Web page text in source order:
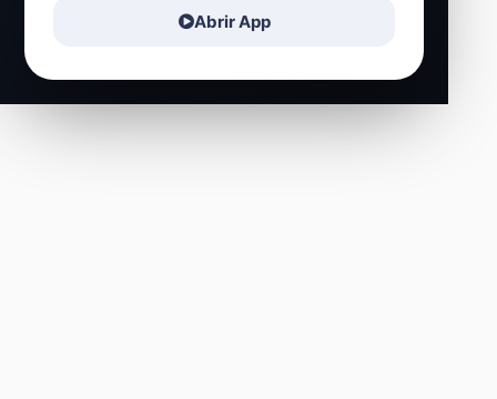
Abrir App